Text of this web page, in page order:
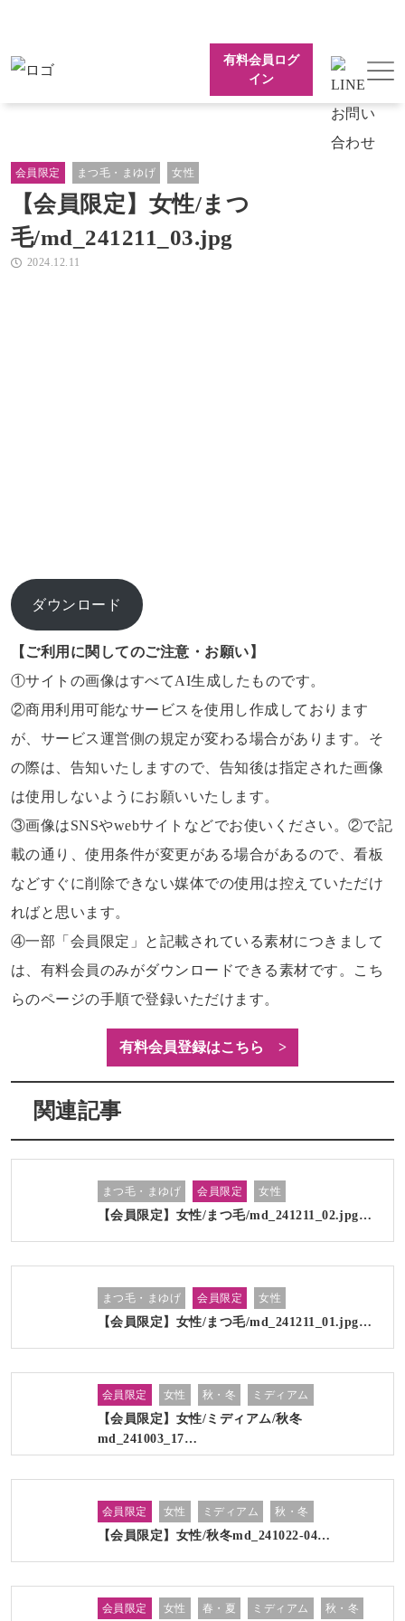
有料会員ログ
イン
会員限定 まつ毛・まゆげ 女性
【会員限定】女性/まつ
毛/md_241211_03.jpg
2024.12.11
ダウンロード
【ご利用に関してのご注意・お願い】
①サイトの画像はすべてAI生成したものです。
②商用利用可能なサービスを使用し作成しております
が、サービス運営側の規定が変わる場合があります。そ
の際は、告知いたしますので、告知後は指定された画像
は使用しないようにお願いいたします。
③画像はSNSやwebサイトなどでお使いください。②で記
載の通り、使用条件が変更がある場合があるので、看板
などすぐに削除できない媒体での使用は控えていただけ
ればと思います。
④一部「会員限定」と記載されている素材につきまして
は、有料会員のみがダウンロードできる素材です。こち
らのページの手順で登録いただけます。
有料会員登録はこちら >
関連記事
まつ毛・まゆげ 会員限定 女性
【会員限定】女性/まつ毛/md_241211_02.jpg…
まつ毛・まゆげ 会員限定 女性
【会員限定】女性/まつ毛/md_241211_01.jpg…
会員限定 女性 秋・冬 ミディアム
【会員限定】女性/ミディアム/秋冬
md_241003_17…
会員限定 女性 ミディアム 秋・冬
【会員限定】女性/秋冬md_241022-04…
会員限定 女性 春・夏 ミディアム 秋・冬